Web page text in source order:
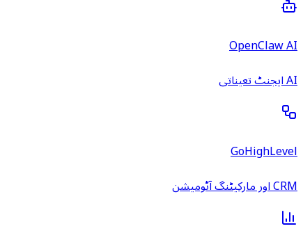
OpenClaw AI
AI ایجنٹ تعیناتی
GoHighLevel
CRM اور مارکیٹنگ آٹومیشن